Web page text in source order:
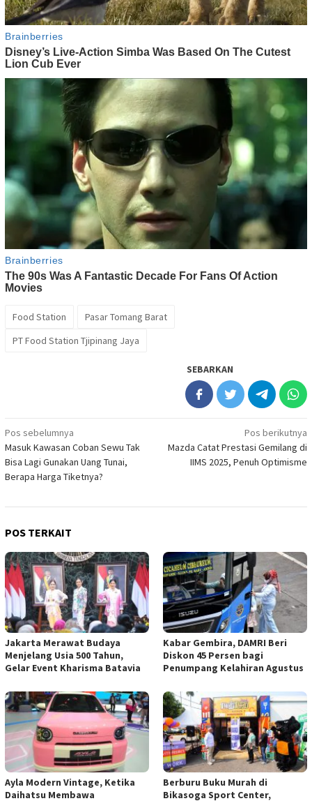
Food Station
Pasar Tomang Barat
PT Food Station Tjipinang Jaya
SEBARKAN
Navigasi
pos
Pos sebelumnya
Masuk Kawasan Coban Sewu Tak
Bisa Lagi Gunakan Uang Tunai,
Berapa Harga Tiketnya?
Pos berikutnya
Mazda Catat Prestasi Gemilang di
IIMS 2025, Penuh Optimisme
POS TERKAIT
Jakarta Merawat Budaya
Menjelang Usia 500 Tahun,
Gelar Event Kharisma Batavia
Kabar Gembira, DAMRI Beri
Diskon 45 Persen bagi
Penumpang Kelahiran Agustus
Ayla Modern Vintage, Ketika
Daihatsu Membawa
Berburu Buku Murah di
Bikasoga Sport Center,